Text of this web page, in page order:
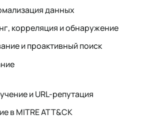
данных
корреляция и обнаружение
и проактивный поиск
и URL-репутация
в MITRE ATT&CK